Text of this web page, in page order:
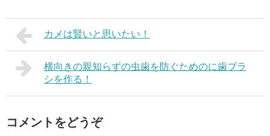
カメは賢いと思いたい！
横向きの親知らずの虫歯を防ぐためのに歯ブラ
シを作る！
コメントをどうぞ